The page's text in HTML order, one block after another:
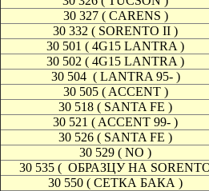
30 327 ( CARENS )
30 332 ( SORENTO II )
30 501 ( 4G15 LANTRA )
30 502 ( 4G15 LANTRA )
30 504 ( LANTRA 95- )
30 505 ( ACCENT )
30 518 ( SANTA FE )
30 521 ( ACCENT 99- )
30 526 ( SANTA FE )
30 529 ( NO )
30 535 ( ОБРАЗЦУ НА
30 550 ( СЕТКА БАКА )